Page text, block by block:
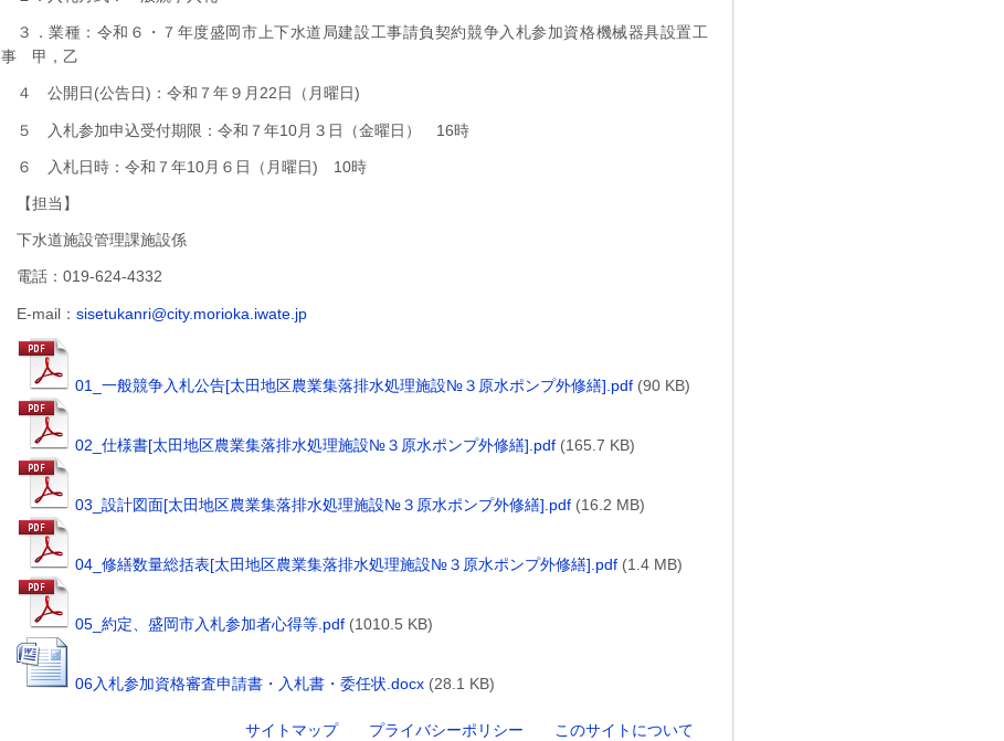
３．業種：令和６・７年度盛岡市上下水道局建設工事請負契約競争入札参加資格機械器具設置工
事 甲，乙
４ 公開日(公告日)：令和７年９月22日（月曜日)
５ 入札参加申込受付期限：令和７年10月３日（金曜日） 16時
６ 入札日時：令和７年10月６日（月曜日) 10時
【担当】
下水道施設管理課施設係
電話：019-624-4332
E-mail： sisetukanri@city.morioka.iwate.jp
01_一般競争入札公告[太田地区農業集落排水処理施設№３原水ポンプ外修繕].pdf (90 KB)
02_仕様書[太田地区農業集落排水処理施設№３原水ポンプ外修繕].pdf (165.7 KB)
03_設計図面[太田地区農業集落排水処理施設№３原水ポンプ外修繕].pdf (16.2 MB)
04_修繕数量総括表[太田地区農業集落排水処理施設№３原水ポンプ外修繕].pdf (1.4 MB)
05_約定、盛岡市入札参加者心得等.pdf (1010.5 KB)
06入札参加資格審査申請書・入札書・委任状.docx (28.1 KB)
サイトマップ プライバシーポリシー このサイトについて